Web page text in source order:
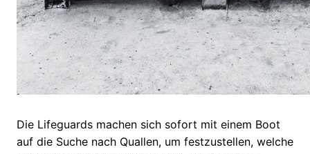
Die Lifeguards machen sich sofort mit einem Boot
auf die Suche nach Quallen, um festzustellen, welche